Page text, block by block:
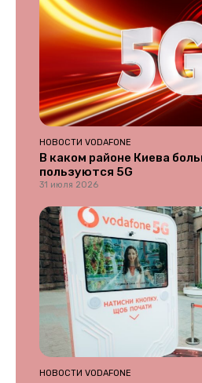
НОВОСТИ VODAFONE
В каком районе Киева
пользуются 5G
31 июля 2026
НОВОСТИ VODAFONE